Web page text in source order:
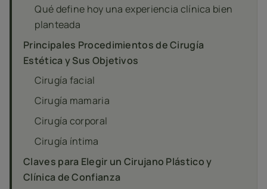
Qué define hoy una experiencia clínica bien
planteada
Principales Procedimientos de Cirugía
Estética y Sus Objetivos
Cirugía facial
Cirugía mamaria
Cirugía corporal
Cirugía íntima
Claves para Elegir un Cirujano Plástico y
Clínica de Confianza